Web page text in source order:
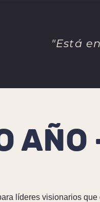
"Está
líderes visionarios